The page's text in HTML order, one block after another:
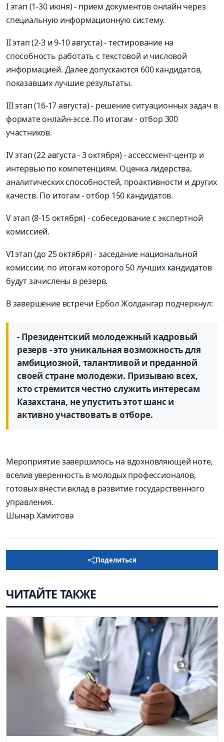
I этап (1-30 июня) - прием документов онлайн через
специальную информационную систему.
II этап (2-3 и 9-10 августа) - тестирование на
способность работать с текстовой и числовой
информацией. Далее допускаются 600 кандидатов,
показавших лучшие результаты.
III этап (16-17 августа) - решение ситуационных задач в
формате онлайн-эссе. По итогам - отбор 300
участников.
IV этап (22 августа - 3 октября) - ассессмент-центр и
интервью по компетенциям. Оценка лидерства,
аналитических способностей, проактивности и других
качеств. По итогам - отбор 150 кандидатов.
V этап (8-15 октября) - собеседование с экспертной
комиссией.
VI этап (до 25 октября) - заседание национальной
комиссии, по итогам которого 50 лучших кандидатов
будут зачислены в резерв.
В завершение встречи Ербол Жолдангар подчеркнул:
- Президентский молодежный кадровый
резерв - это уникальная возможность для
амбициозной, талантливой и преданной
своей стране молодежи. Призываю всех,
кто стремится честно служить интересам
Казахстана, не упустить этот шанс и
активно участвовать в отборе.
Мероприятие завершилось на вдохновляющей ноте,
вселив уверенность в молодых профессионалов,
готовых внести вклад в развитие государственного
управления.
Шынар Хамитова
Поделиться
ЧИТАЙТЕ ТАКЖЕ